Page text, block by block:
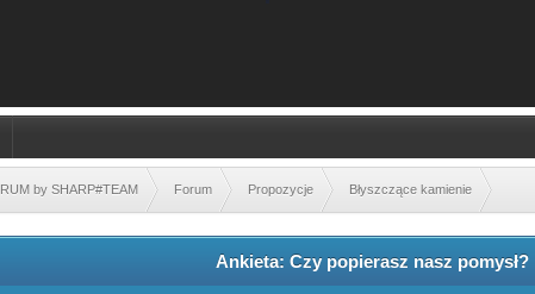
by SHARP#TEAM Forum Propozycje Błyszczące kamienie
Ankieta: Czy popierasz nasz pomysł?